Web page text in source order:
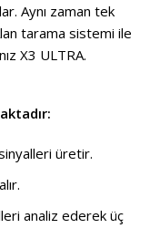
Aynı zaman tek
tarama sistemi ile
X3 ULTRA.
üretir.
analiz ederek üç